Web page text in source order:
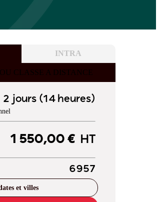
INTRA
CLASSE A DISTANCE
2 jours (14 heures)
1 550,00 €HT
6957
et villes